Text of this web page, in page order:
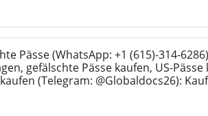
Pässe (WhatsApp: +1 (615)-314-
gefälschte Pässe kaufen, US-
(Telegram: @Globaldocs26):